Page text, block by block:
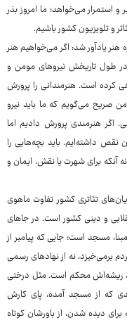
استمرار می‌خواهد؛ ما امروز بذر
و تلویزیون کشور باشیم.
هنر یادآور شد: اگر می‌خواهیم هنر
در طول تاریخش نیروهای مومن و
کرده است. هنرمندانی را پرورش
صریح می‌گویم که ما باید نیرو
اگر هنرمندی پرورش دادیم اما
نقص داشته‌ایم. باید بچه‌هایی را
آنکه برای شهرت یا نقش، ایمان و
تئاتری کشور تفاوت ماهوی
و دینی کشور است. در جاهای
مسجد است؛ جایی که پیامبر از
برمی‌خیزد، نه از نهادهای رسمی
ریشه‌اش محکم است. مثل درختی
که از مسجد آمده، پای کارش
دیده شدن، از باورشان کوتاه